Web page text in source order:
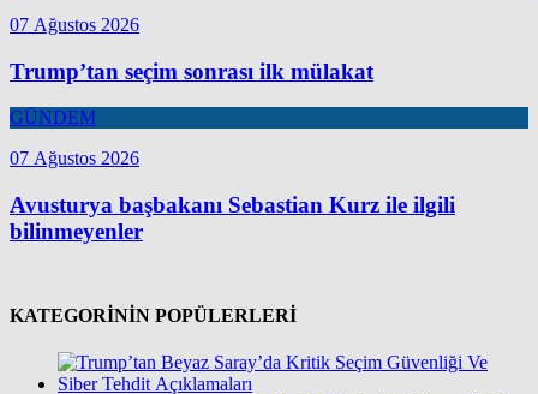
07 Ağustos 2026
Trump’tan seçim sonrası ilk mülakat
GÜNDEM
07 Ağustos 2026
Avusturya başbakanı Sebastian Kurz ile ilgili
bilinmeyenler
KATEGORİNİN POPÜLERLERİ